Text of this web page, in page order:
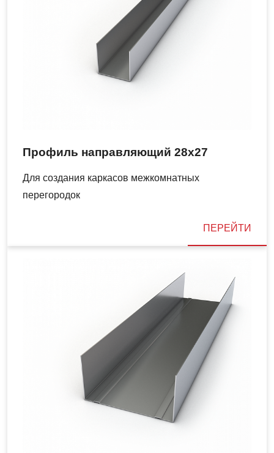
Профиль направляющий 28х27
Для создания каркасов межкомнатных
перегородок
ПЕРЕЙТИ